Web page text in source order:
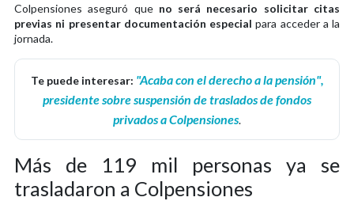
Colpensiones aseguró que no será necesario solicitar citas
previas ni presentar documentación especial para acceder a la
jornada.
Te puede interesar: "Acaba con el derecho a la pensión",
presidente sobre suspensión de traslados de fondos
privados a Colpensiones.
Más de 119 mil personas ya se
trasladaron a Colpensiones